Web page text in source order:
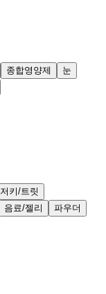
종합영양제
눈
저키/트릿
음료/젤리 파우더